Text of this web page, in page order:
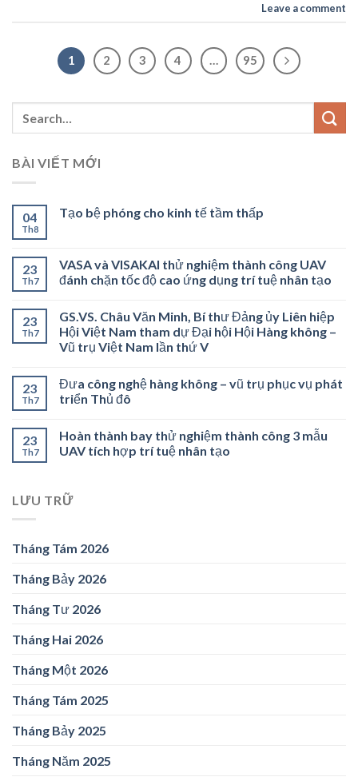
Leave a comment
1 2 3 4 … 95
BÀI VIẾT MỚI
04
Th8
Tạo bệ phóng cho kinh tế tầm thấp
23
Th7
VASA và VISAKAI thử nghiệm thành công UAV
đánh chặn tốc độ cao ứng dụng trí tuệ nhân tạo
23
Th7
GS.VS. Châu Văn Minh, Bí thư Đảng ủy Liên hiệp
Hội Việt Nam tham dự Đại hội Hội Hàng không –
Vũ trụ Việt Nam lần thứ V
23
Th7
Đưa công nghệ hàng không – vũ trụ phục vụ phát
triển Thủ đô
23
Th7
Hoàn thành bay thử nghiệm thành công 3 mẫu
UAV tích hợp trí tuệ nhân tạo
LƯU TRỮ
Tháng Tám 2026
Tháng Bảy 2026
Tháng Tư 2026
Tháng Hai 2026
Tháng Một 2026
Tháng Tám 2025
Tháng Bảy 2025
Tháng Năm 2025